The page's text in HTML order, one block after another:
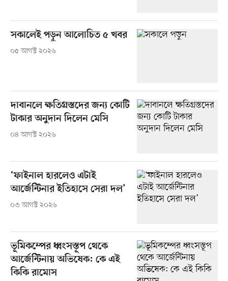
সকালেই পড়ুন আলোচিত ৫ খবর
০৫ আগস্ট ২০২৬
দাবানলে ক্ষতিগ্রস্তদের জন্য কোটি
টাকার অনুদান দিলেন মেসি
০৪ আগস্ট ২০২৬
‘ফাইনাল হারলেও এটাই
আর্জেন্টিনার ইতিহাসে সেরা দল’
০৩ আগস্ট ২০২৬
ভূমিকম্পের ধ্বংসস্তূপ থেকে
আর্জেন্টিনায় অভিষেক: কে এই
কিকি রামোস